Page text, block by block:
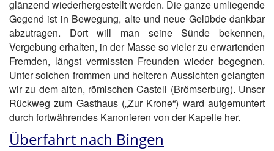
glänzend wiederhergestellt werden. Die ganze umliegende
Gegend ist in Bewegung, alte und neue Gelübde dankbar
abzutragen. Dort will man seine Sünde bekennen,
Vergebung erhalten, in der Masse so vieler zu erwartenden
Fremden, längst vermissten Freunden wieder begegnen.
Unter solchen frommen und heiteren Aussichten gelangten
wir zu dem alten, römischen Castell (Brömserburg). Unser
Rückweg zum Gasthaus („Zur Krone“) ward aufgemuntert
durch fortwährendes Kanonieren von der Kapelle her.
Überfahrt nach Bingen